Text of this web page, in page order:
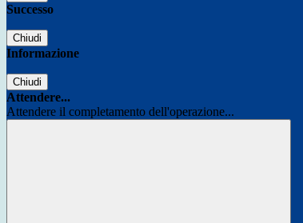
Successo
Chiudi
Informazione
Chiudi
Attendere...
Attendere il completamento dell'operazione...